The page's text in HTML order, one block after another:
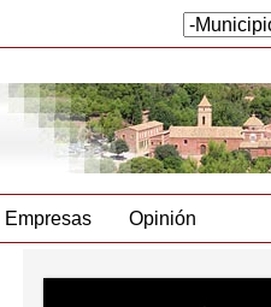
Empresas Opinión